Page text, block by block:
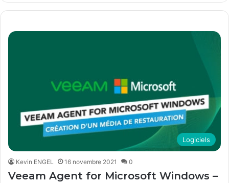
Logiciels
Kevin ENGEL 16 novembre 2021 0
Veeam Agent for Microsoft Windows –